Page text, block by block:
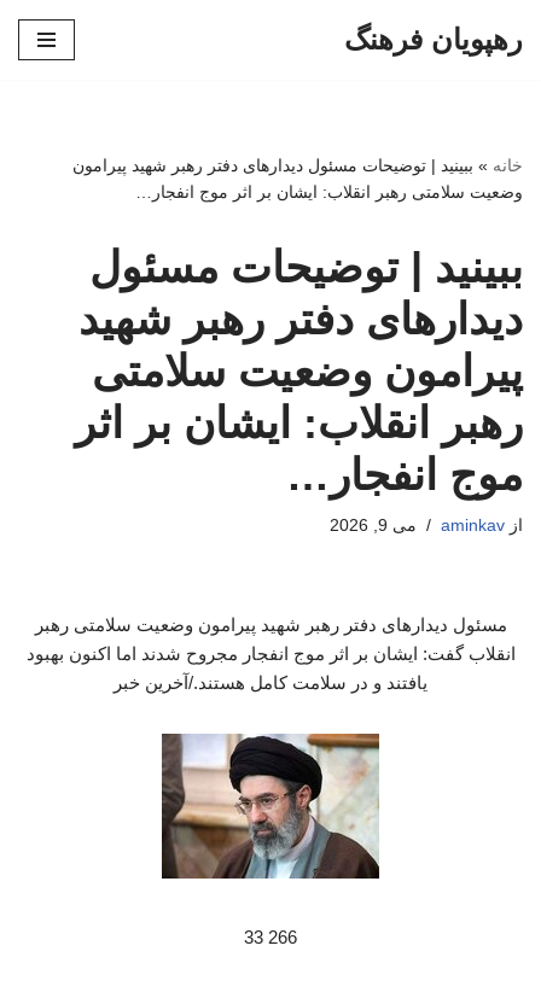
رهپویان فرهنگ
خانه » ببینید | توضیحات مسئول دیدارهای دفتر رهبر شهید پیرامون
وضعیت سلامتی رهبر انقلاب: ایشان بر اثر موج انفجار…
ببینید | توضیحات مسئول
دیدارهای دفتر رهبر شهید
پیرامون وضعیت سلامتی
رهبر انقلاب: ایشان بر اثر
موج انفجار…
از aminkav می 9, 2026
مسئول دیدارهای دفتر رهبر شهید پیرامون وضعیت سلامتی رهبر
انقلاب گفت: ایشان بر اثر موج انفجار مجروح شدند اما اکنون بهبود
یافتند و در سلامت کامل هستند./آخرین خبر
266 33